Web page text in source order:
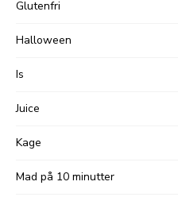
Glutenfri
Halloween
Is
Juice
Kage
Mad på 10 minutter